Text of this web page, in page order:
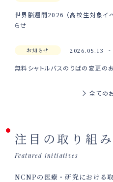
世界脳週間2026 （高校生対象イ
らせ
お知らせ 2026.05.13
無料シャトルバスのりばの変更の
全ての
注目の取り組み
Featured initiatives
NCNPの医療・研究における